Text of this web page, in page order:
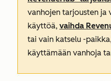
vanhojen tarjousten ja
käyttöä, vaihda
tai vain katselu -
käyttämään vanhoja